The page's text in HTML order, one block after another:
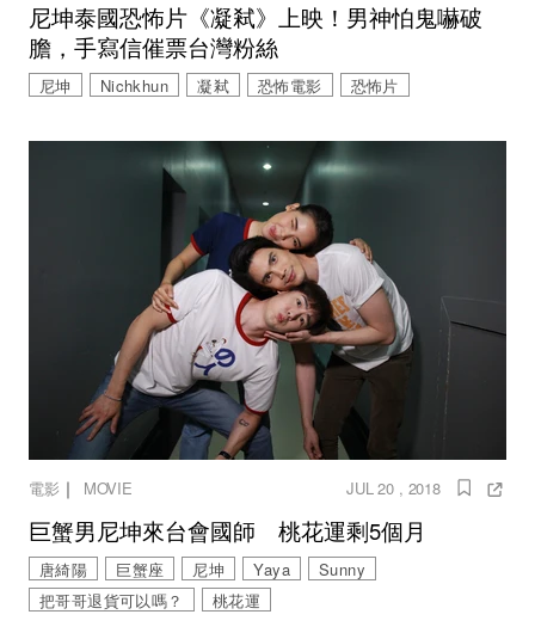
尼坤泰國恐怖片《凝弒》上映！男神怕鬼嚇破
膽，手寫信催票台灣粉絲
尼坤 Nichkhun 凝弒 恐怖電影 恐怖片
電影 ｜ MOVIE JUL 20 , 2018
巨蟹男尼坤來台會國師 桃花運剩5個月
唐綺陽 巨蟹座 尼坤 Yaya
Sunny
把哥哥退貨可以嗎？
桃花運